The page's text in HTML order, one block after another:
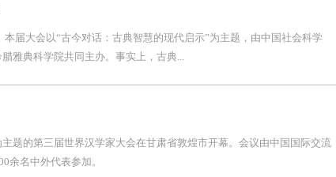
届大会以“古今对话：古典智慧的现代启示”为主题，由中国社会科学
雅典科学院共同主办。事实上，古典...
题的第三届世界汉学家大会在甘肃省敦煌市开幕。会议由中国国际交流
余名中外代表参加。